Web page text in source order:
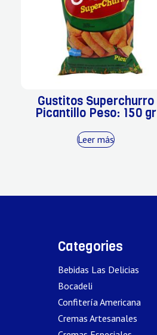
Gustitos Superchurro
Picantillo Peso: 150 gr
Leer más
Categories
Bebidas Las Delicias
Bocadeli
Confitería Americana
Cremas Artesanales